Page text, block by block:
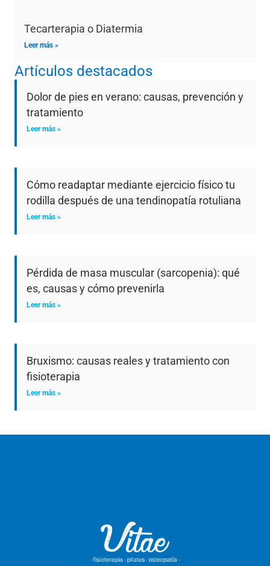
Tecarterapia o Diatermia
Leer más »
Artículos destacados
Dolor de pies en verano: causas, prevención y
tratamiento
Leer más »
Cómo readaptar mediante ejercicio físico tu
rodilla después de una tendinopatía rotuliana
Leer más »
Pérdida de masa muscular (sarcopenia): qué
es, causas y cómo prevenirla
Leer más »
Bruxismo: causas reales y tratamiento con
fisioterapia
Leer más »